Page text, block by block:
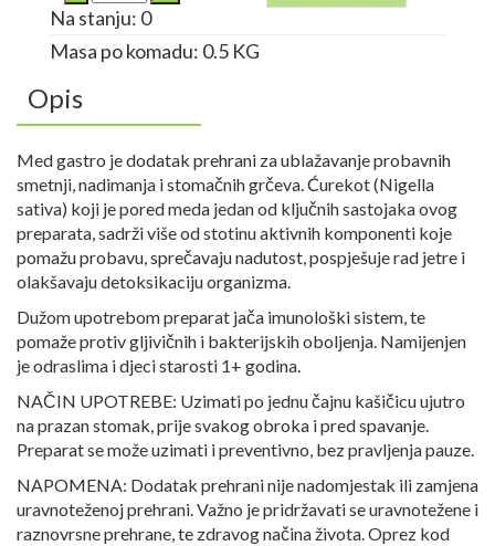
Na stanju: 0
Masa po komadu: 0.5 KG
Opis
Med gastro je dodatak prehrani za ublažavanje probavnih
smetnji, nadimanja i stomačnih grčeva. Ćurekot (Nigella
sativa) koji je pored meda jedan od ključnih sastojaka ovog
preparata, sadrži više od stotinu aktivnih komponenti koje
pomažu probavu, sprečavaju nadutost, pospješuje rad jetre i
olakšavaju detoksikaciju organizma.
Dužom upotrebom preparat jača imunološki sistem, te
pomaže protiv gljivičnih i bakterijskih oboljenja. Namijenjen
je odraslima i djeci starosti 1+ godina.
NAČIN UPOTREBE: Uzimati po jednu čajnu kašičicu ujutro
na prazan stomak, prije svakog obroka i pred spavanje.
Preparat se može uzimati i preventivno, bez pravljenja pauze.
NAPOMENA: Dodatak prehrani nije nadomjestak ili zamjena
uravnoteženoj prehrani. Važno je pridržavati se uravnotežene i
raznovrsne prehrane, te zdravog načina života. Oprez kod